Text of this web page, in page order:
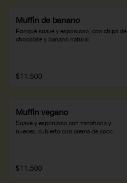
Muffin de banano
Ponqué suave y esponjoso, con chips de
chocolate y banano natural.
$11.500
Muffin vegano
Suave y esponjoso con zanahoria y
nueces, cubierto con crema de coco.
$11.500